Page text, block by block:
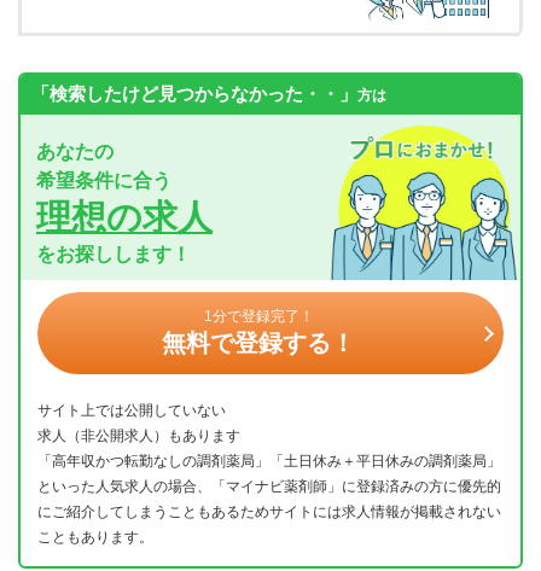
「検索したけど見つからなかった・・」 方は
あなたの
希望条件に合う
理想の求人
をお探しします！
1分で登録完了！
無料で登録する！
サイト上では公開していない
求人（非公開求人）もあります
「高年収かつ転勤なしの調剤薬局」「土日休み＋平日休みの調剤薬局」
といった人気求人の場合、「マイナビ薬剤師」に登録済みの方に優先的
にご紹介してしまうこともあるためサイトには求人情報が掲載されない
こともあります。